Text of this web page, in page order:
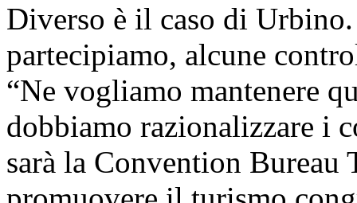
Diverso è il caso di
partecipiamo, alcune
“Ne vogliamo mantenere
dobbiamo razionalizzare i
sarà la Convention Bureau